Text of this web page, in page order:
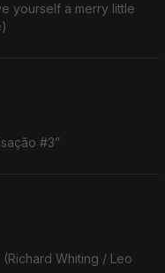
#3”
Whiting / Leo